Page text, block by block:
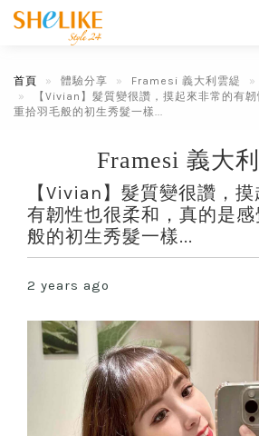
首頁 體驗分享 Framesi 義大利雲緹
【Vivian】髮質變很讚，摸起來非常的有
重拾羽毛般的初生秀髮一樣...
Framesi 義大
【Vivian】髮質變很讚，
有韌性也很柔和，真的是
般的初生秀髮一樣...
2 years ago